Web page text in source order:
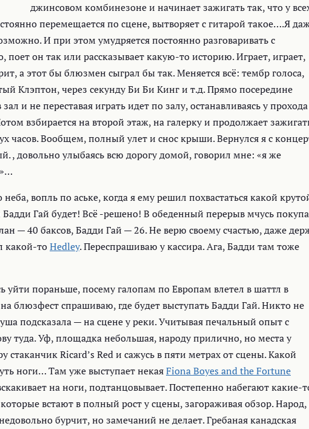
джинсовом комбинезоне и начинает зажигать так, что у
перемещается по сцене, вытворяет с гитарой такое….Я
И при этом умудряется постоянно разговаривать с
он так или рассказывает какую-то историю. Играет, играет,
а этот бы блюзмен сыграл бы так. Меняется всё: тембр голоса,
Клэптон, через секунду Би Би Кинг и т.д. Прямо посередине
и не переставая играть идет по залу, останавливаясь у
взбирается на второй этаж, на галерку и продолжает
часов. Вообщем, полный улет и снос крыши. Вернулся я с
, довольно улыбаясь всю дорогу домой, говорил мне: «я же
вопль по аське, когда я ему решил похвастаться какой
Гай будет! Всё -решено! В обеденный перерыв мчусь
— 40 баксов, Бадди Гай — 26. Не верю своему счастью, даже
какой-тоHedley. Переспрашиваю у кассира. Ага, Бадди там тоже
уйти пораньше, посему галопам по Европам влетел в шаттл в
блюзфест спрашиваю, где будет выступать Бадди Гай. Никто не
подсказала — на сцене у реки. Учитывая печальный опыт с
туда. Уф, площадка небольшая, народу прилично, но места у
стаканчик Riсard’s Red и сажусь в пяти метрах от сцены. Какой
ноги… Там уже выступает некаяFiona Boyes and the Fortune
на ноги, подтанцовывает. Постепенно набегают какие-
встают в полный рост у сцены, загораживая обзор. Народ,
бурчит, но замечаний не делает. Гребаная канадская